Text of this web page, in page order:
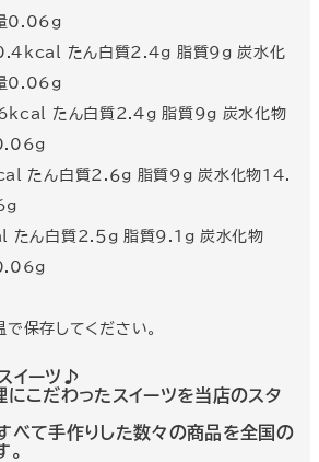
0.06g
たん白質2.4g 脂質9g 炭水化
0.06g
たん白質2.4g 脂質9g 炭水化物
たん白質2.６g 脂質9g 炭水化物14.
たん白質2.５g 脂質9.1g 炭水化物
保存してください。
イーツ♪
にこだわったスイーツを当店のスタ
べて手作りした数々の商品を全国の
。